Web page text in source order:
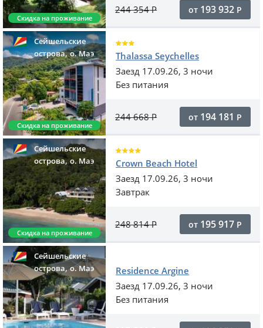
Скидка на проживание
244 354Р от 193 932 Р
Сейшельские
острова,o. Маэ
Скидка на проживание
Thalassa Seychelles
Заезд 17.09.26, 3 ночи
Без питания
244 668Р от 194 181 Р
Сейшельские
острова,o. Маэ
Скидка на проживание
Crown Beach Hotel
Заезд 17.09.26, 3 ночи
Завтрак
248 814Р от 195 917 Р
Сейшельские
острова,o. Маэ
Residence Argine
Заезд 17.09.26, 3 ночи
Без питания